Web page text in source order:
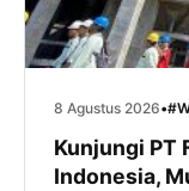
8 Agustus 2026•
Kunjungi PT
Indonesia,